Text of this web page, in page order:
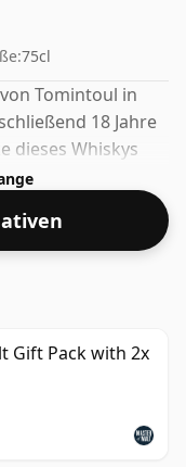
75cl
Tomintoul in
18 Jahre
dieses Whiskys
der Whisky-Skala
darauf
eher
es immer noch
Gift Pack with 2x